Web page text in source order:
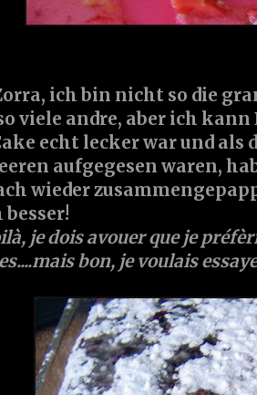
ich bin nicht so die
viele andre, aber ich
echt lecker war und als
aufgegesen waren,
wieder
besser!
je dois avouer que je
bon, je voulais